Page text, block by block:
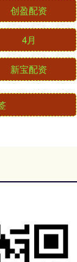
创盈配资
4月
新宝配资